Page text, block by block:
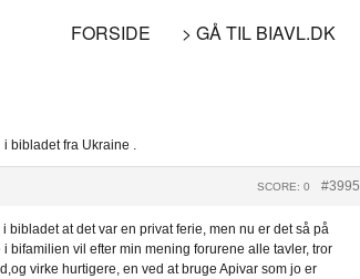
FORSIDE > GÅ TIL BIAVL.DK
bibladet fra Ukraine .
#3995
SCORE: 0
at det var en privat ferie, men nu er det så på
vil efter min mening forurene alle tavler, tror
virke hurtigere, en ved at bruge Apivar som jo er